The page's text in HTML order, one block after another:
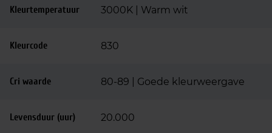
Kleurtemperatuur 3000K | Warm wit
Kleurcode 830
Cri waarde 80-89 | Goede kleurweergave
Levensduur (uur) 20.000